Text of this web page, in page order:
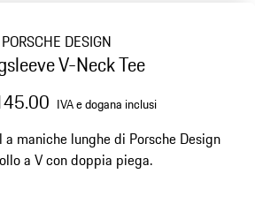
PORSCHE DESIGN
V-Neck Tee
IVA e dogana inclusi
maniche lunghe di Porsche Design
a V con doppia piega.